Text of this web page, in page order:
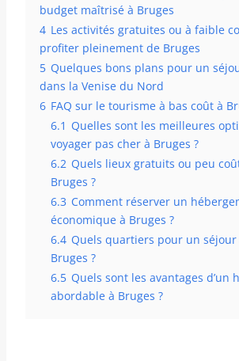
budget maîtrisé à Bruges
4 Les activités gratuites ou à faible
profiter pleinement de Bruges
5 Quelques bons plans pour un
dans la Venise du Nord
6 FAQ sur le tourisme à bas coût à
6.1 Quelles sont les meilleures
voyager pas cher à Bruges ?
6.2 Quels lieux gratuits ou peu
Bruges ?
6.3 Comment réserver un
économique à Bruges ?
6.4 Quels quartiers pour un
Bruges ?
6.5 Quels sont les avantages d’un
abordable à Bruges ?